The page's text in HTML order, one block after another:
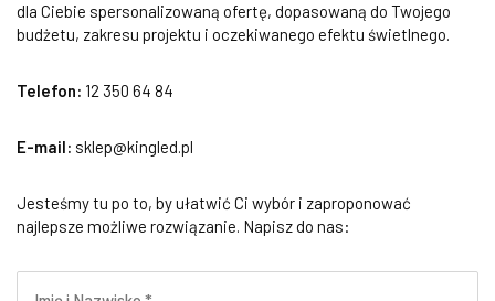
dla Ciebie spersonalizowaną ofertę, dopasowaną do Twojego
budżetu, zakresu projektu i oczekiwanego efektu świetlnego.
Telefon: 12 350 64 84
E-mail: sklep@kingled.pl
Jesteśmy tu po to, by ułatwić Ci wybór i zaproponować
najlepsze możliwe rozwiązanie. Napisz do nas: